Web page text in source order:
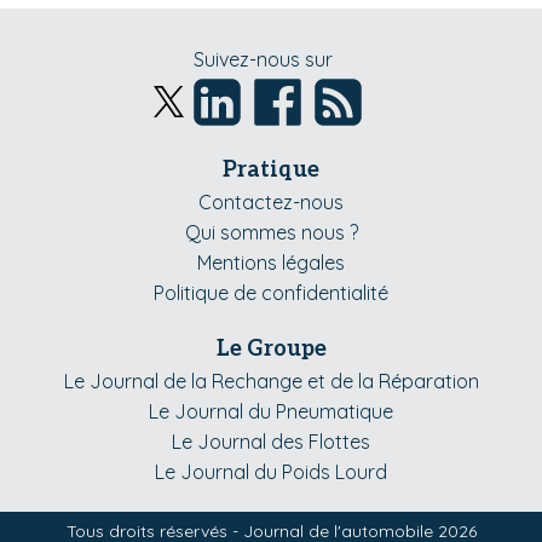
Suivez-nous sur
Pratique
Contactez-nous
Qui sommes nous ?
Mentions légales
Politique de confidentialité
Le Groupe
Le Journal de la Rechange et de la Réparation
Le Journal du Pneumatique
Le Journal des Flottes
Le Journal du Poids Lourd
Tous droits réservés - Journal de l'automobile 2026